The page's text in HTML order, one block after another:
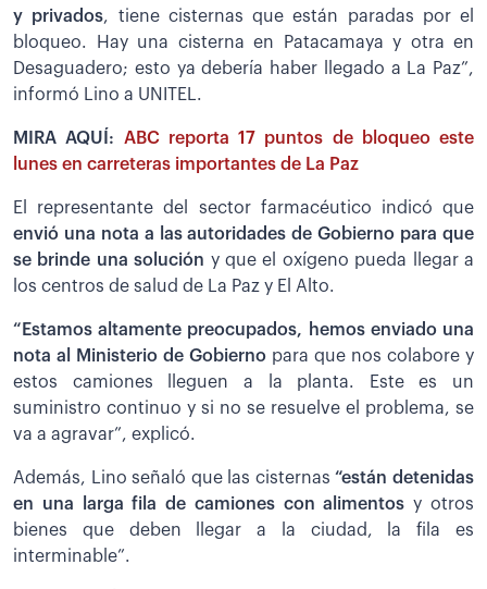
y privados, tiene cisternas que están paradas por el
bloqueo. Hay una cisterna en Patacamaya y otra en
Desaguadero; esto ya debería haber llegado a La Paz”,
informó Lino a UNITEL.
MIRA AQUÍ: ABC reporta 17 puntos de bloqueo este
lunes en carreteras importantes de La Paz
El representante del sector farmacéutico indicó que
envió una nota a las autoridades de Gobierno para que
se brinde una solución y que el oxígeno pueda llegar a
los centros de salud de La Paz y El Alto.
“Estamos altamente preocupados, hemos enviado una
nota al Ministerio de Gobierno para que nos colabore y
estos camiones lleguen a la planta. Este es un
suministro continuo y si no se resuelve el problema, se
va a agravar”, explicó.
Además, Lino señaló que las cisternas“están detenidas
en una larga fila de camiones con alimentosy otros
bienes que deben llegar a la ciudad, la fila es
interminable”.